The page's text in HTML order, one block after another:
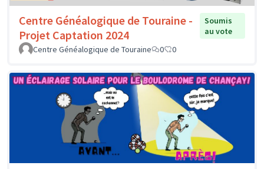
Centre Généalogique de Touraine -
Projet Captation 2024
Soumis
au vote
Centre Généalogique de Touraine
0 0